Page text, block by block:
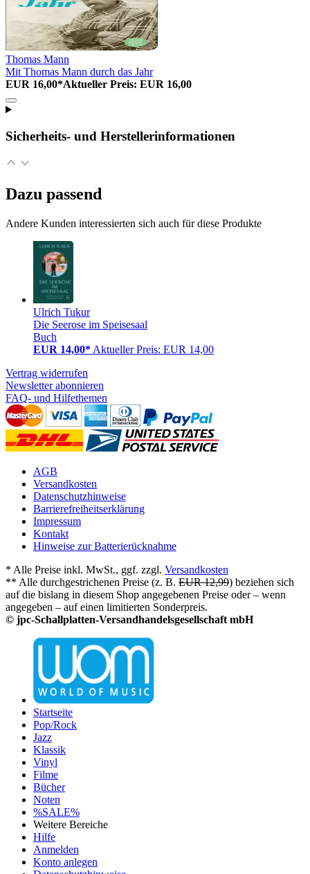
Thomas Mann
Mit Thomas Mann durch das Jahr
EUR 16,00*Aktueller Preis: EUR 16,00
Sicherheits- und Herstellerinformationen
Dazu passend
Andere Kunden interessierten sich auch für diese Produkte
Ulrich Tukur
Die Seerose im Speisesaal
Buch
EUR 14,00* Aktueller Preis: EUR 14,00
Vertrag widerrufen
Newsletter abonnieren
FAQ- und Hilfethemen
AGB
Versandkosten
Datenschutzhinweise
Barrierefreiheitserklärung
Impressum
Kontakt
Hinweise zur Batterierücknahme
* Alle Preise inkl. MwSt., ggf. zzgl. Versandkosten
** Alle durchgestrichenen Preise (z. B. EUR 12,99) beziehen sich
auf die bislang in diesem Shop angegebenen Preise oder – wenn
angegeben – auf einen limitierten Sonderpreis.
© jpc-Schallplatten-Versandhandelsgesellschaft mbH
Startseite
Pop/Rock
Jazz
Klassik
Vinyl
Filme
Bücher
Noten
%SALE%
Weitere Bereiche
Hilfe
Anmelden
Konto anlegen